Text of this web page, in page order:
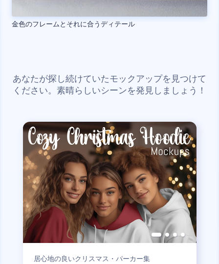
金色のフレームとそれに合うディテール
あなたが探し続けていたモックアップを見つけて
ください。素晴らしいシーンを発見しましょう！
居心地の良いクリスマス・パーカー集